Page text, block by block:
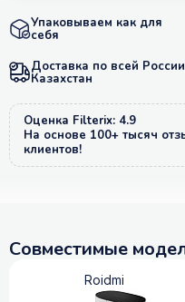
Упаковываем как для
себя
Доставка по всей
Казахстан
Оценка Filterix: 4.9
На основе 100+ тысяч
клиентов!
Совместимые
Roidmi